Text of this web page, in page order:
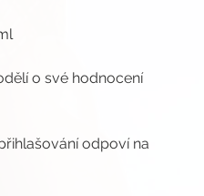
o své hodnocení
odpoví na